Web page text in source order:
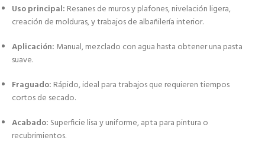
Uso principal: Resanes de muros y plafones, nivelación ligera,
creación de molduras, y trabajos de albañilería interior.
Aplicación: Manual, mezclado con agua hasta obtener una pasta
suave.
Fraguado: Rápido, ideal para trabajos que requieren tiempos
cortos de secado.
Acabado: Superficie lisa y uniforme, apta para pintura o
recubrimientos.